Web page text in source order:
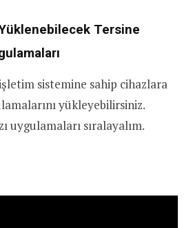
Tersine
sistemine sahip cihazlara
yükleyebilirsiniz.
uygulamaları sıralayalım.